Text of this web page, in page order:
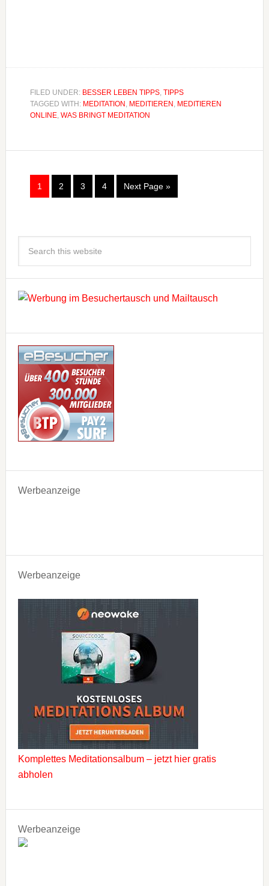
FILED UNDER: BESSER LEBEN TIPPS, TIPPS
TAGGED WITH: MEDITATION , MEDITIEREN , MEDITIEREN
ONLINE, WAS BRINGT MEDITATION
1 2 3 4 Next Page »
Werbeanzeige
Werbeanzeige
Komplettes Meditationsalbum – jetzt hier gratis
abholen
Werbeanzeige